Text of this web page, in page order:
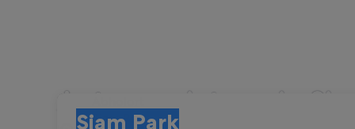
Autovermietung in
Siam Park